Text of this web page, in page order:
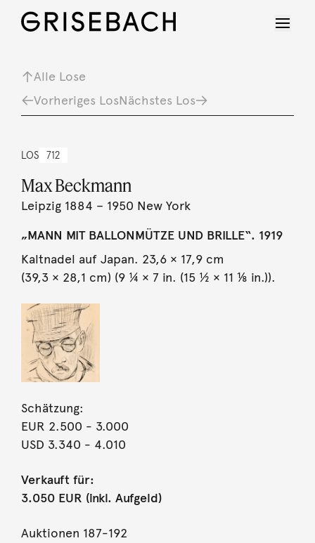
Alle Lose
Vorheriges LosNächstes Los
LOS 712
Max Beckmann
Leipzig 1884 – 1950 New York
„MANN MIT BALLONMÜTZE UND BRILLE“. 1919
Kaltnadel auf Japan. 23,6 × 17,9 cm
(39,3 × 28,1 cm) (9 ¼ × 7 in. (15 ½ × 11 ⅛ in.)).
Schätzung:
EUR 2.500 - 3.000
USD 3.340 - 4.010
Verkauft für:
3.050 EUR (inkl. Aufgeld)
Auktionen 187-192